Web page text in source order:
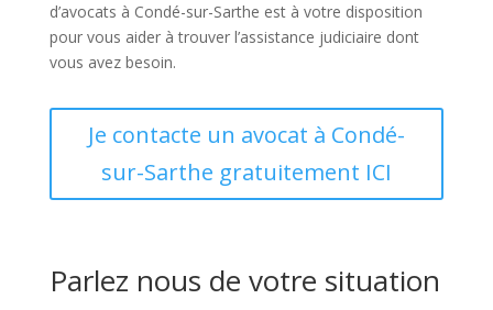
d’avocats à Condé-sur-Sarthe est à votre disposition
pour vous aider à trouver l’assistance judiciaire dont
vous avez besoin.
Je contacte un avocat à Condé-
sur-Sarthe gratuitement ICI
Parlez nous de votre situation